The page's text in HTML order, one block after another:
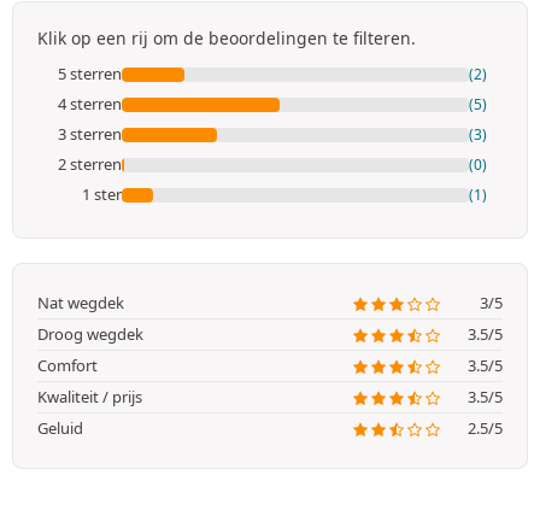
Klik op een rij om de beoordelingen te filteren.
5 sterren (2)
4 sterren (5)
3 sterren (3)
2 sterren (0)
1 ster (1)
Nat wegdek
3/5
Droog wegdek
3.5/5
Comfort
3.5/5
Kwaliteit / prijs
3.5/5
Geluid
2.5/5